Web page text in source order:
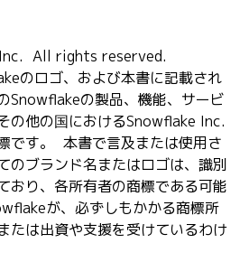
All rights reserved.
のロゴ、および本書に記載され
Snowflakeの製品、機能、サービ
の他の国におけるSnowflake Inc.
です。 本書で言及または使用さ
のブランド名またはロゴは、識別
おり、各所有者の商標である可能
が、必ずしもかかる商標所
たは出資や支援を受けているわけ